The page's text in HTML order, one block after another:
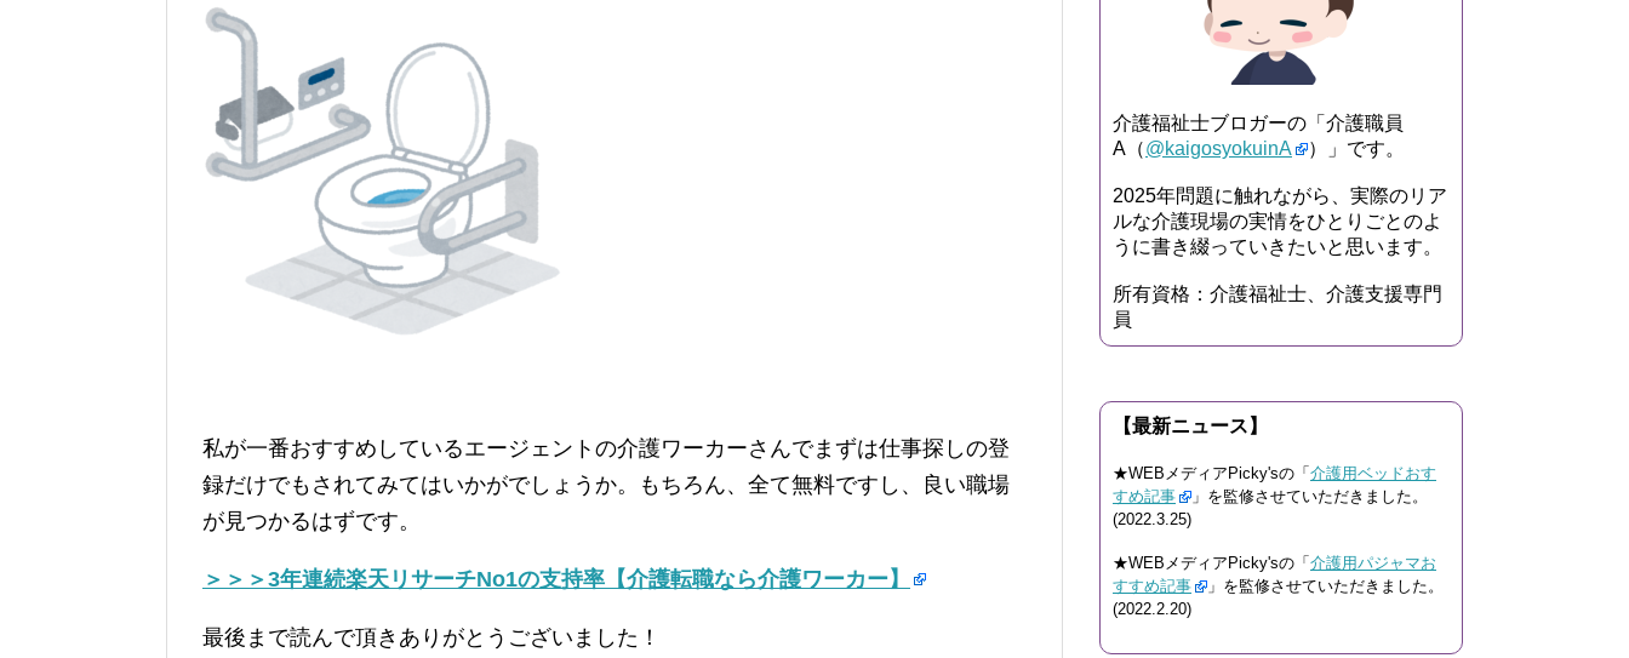
私が一番おすすめしているエージェントの介護ワーカーさんでまずは仕事探しの登
録だけでもされてみてはいかがでしょうか。もちろん、全て無料ですし、良い職場
が見つかるはずです。
＞＞＞3年連続楽天リサーチNo1の支持率【介護転職なら介護ワーカー】
最後まで読んで頂きありがとうございました！
介護福祉士ブロガーの「介護職員
A（@kaigosyokuinA ）」です。
2025年問題に触れながら、実際のリア
ルな介護現場の実情をひとりごとのよ
うに書き綴っていきたいと思います。
所有資格：介護福祉士、介護支援専門
員
【最新ニュース】
★WEBメディアPicky'sの「 介護用ベッドおす
すめ記事
」を監修させていただきました。
(2022.3.25)
★WEBメディアPicky'sの「 介護用パジャマお
すすめ記事
」を監修させていただきました。
(2022.2.20)